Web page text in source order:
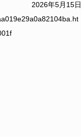
2026年5月15日